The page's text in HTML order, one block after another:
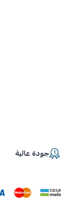
جودة عالية